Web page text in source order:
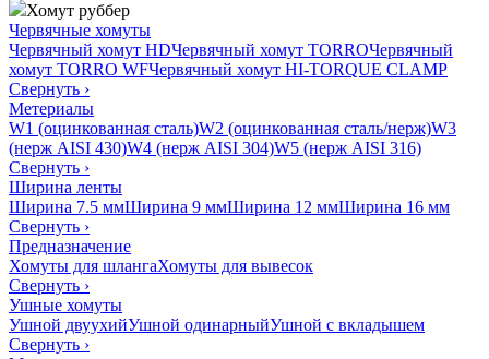
Хомут руббер
Червячные хомуты
Червячный хомут HDЧервячный хомут TORROЧервячный
хомут TORRO WFЧервячный хомут HI-TORQUE CLAMP
Свернуть ›
Метериалы
W1 (оцинкованная сталь)W2 (оцинкованная сталь/нерж)W3
(нерж AISI 430)W4 (нерж AISI 304)W5 (нерж AISI 316)
Свернуть ›
Ширина ленты
Ширина 7.5 ммШирина 9 ммШирина 12 ммШирина 16 мм
Свернуть ›
Предназначение
Хомуты для шлангаХомуты для вывесок
Свернуть ›
Ушные хомуты
Ушной двуухийУшной одинарныйУшной с вкладышем
Свернуть ›